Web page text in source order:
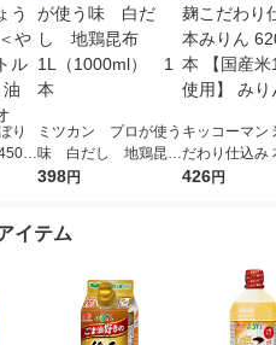
り
封
ミツカン プロが使う
味 白だし 地鶏昆
布 1L（1000ml）
398円
キッコーマン
だわり仕込み
ん 620ml 1本
426円
イテム